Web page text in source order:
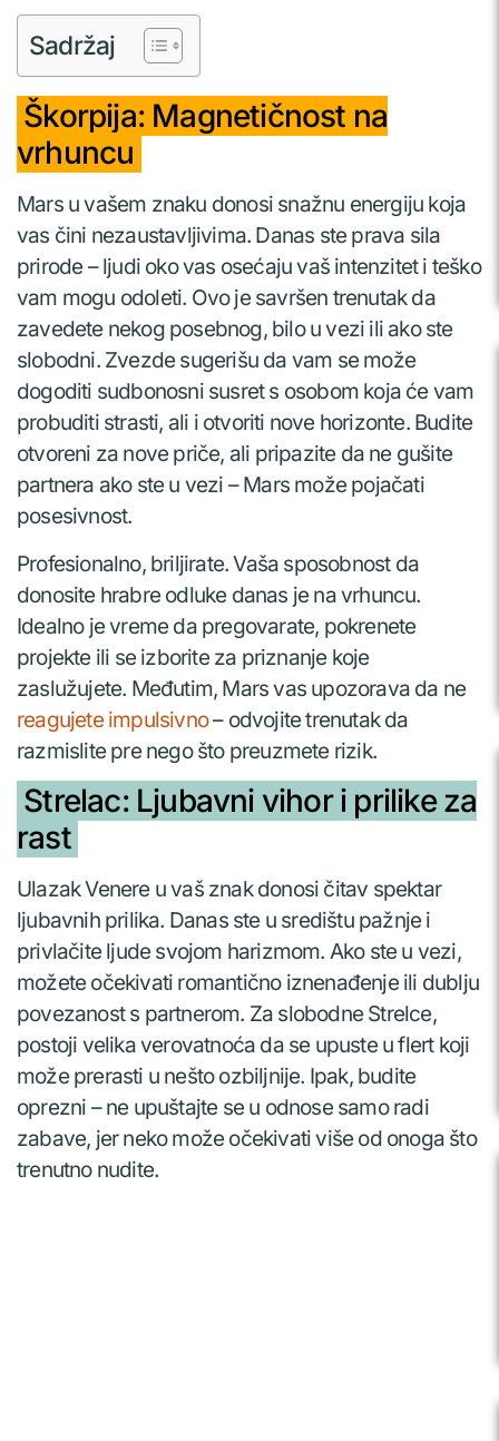
Sadržaj
Škorpija: Magnetičnost na
vrhuncu
Mars u vašem znaku donosi snažnu energiju koja
vas čini nezaustavljivima. Danas ste prava sila
prirode – ljudi oko vas osećaju vaš intenzitet i teško
vam mogu odoleti. Ovo je savršen trenutak da
zavedete nekog posebnog, bilo u vezi ili ako ste
slobodni. Zvezde sugerišu da vam se može
dogoditi sudbonosni susret s osobom koja će vam
probuditi strasti, ali i otvoriti nove horizonte. Budite
otvoreni za nove priče, ali pripazite da ne gušite
partnera ako ste u vezi – Mars može pojačati
posesivnost.
Profesionalno, briljirate. Vaša sposobnost da
donosite hrabre odluke danas je na vrhuncu.
Idealno je vreme da pregovarate, pokrenete
projekte ili se izborite za priznanje koje
zaslužujete. Međutim, Mars vas upozorava da ne
reagujete impulsivno– odvojite trenutak da
razmislite pre nego što preuzmete rizik.
Strelac: Ljubavni vihor i prilike za
rast
Ulazak Venere u vaš znak donosi čitav spektar
ljubavnih prilika. Danas ste u središtu pažnje i
privlačite ljude svojom harizmom. Ako ste u vezi,
možete očekivati romantično iznenađenje ili dublju
povezanost s partnerom. Za slobodne Strelce,
postoji velika verovatnoća da se upuste u flert koji
može prerasti u nešto ozbiljnije. Ipak, budite
oprezni – ne upuštajte se u odnose samo radi
zabave, jer neko može očekivati više od onoga što
trenutno nudite.